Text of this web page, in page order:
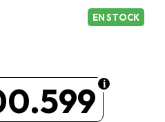
EN STOCK